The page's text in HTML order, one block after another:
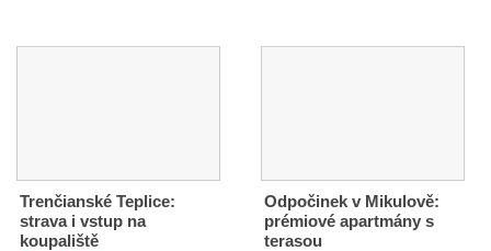
Trenčianské Teplice:
strava i vstup na
koupaliště
Odpočinek v Mikulově:
prémiové apartmány s
terasou